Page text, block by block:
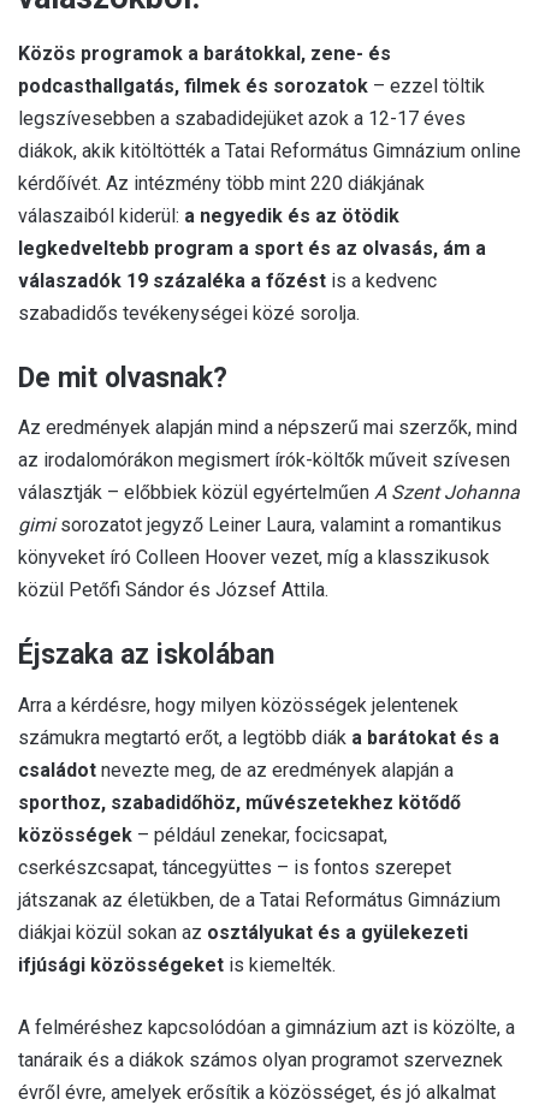
Közös programok a barátokkal, zene- és
podcasthallgatás, filmek és sorozatok – ezzel töltik
legszívesebben a szabadidejüket azok a 12-17 éves
diákok, akik kitöltötték a Tatai Református Gimnázium online
kérdőívét. Az intézmény több mint 220 diákjának
válaszaiból kiderül: a negyedik és az ötödik
legkedveltebb program a sport és az olvasás, ám a
válaszadók 19 százaléka a főzést is a kedvenc
szabadidős tevékenységei közé sorolja.
De mit olvasnak?
Az eredmények alapján mind a népszerű mai szerzők, mind
az irodalomórákon megismert írók-költők műveit szívesen
választják – előbbiek közül egyértelműen A Szent Johanna
gimisorozatot jegyző Leiner Laura, valamint a romantikus
könyveket író Colleen Hoover vezet, míg a klasszikusok
közül Petőfi Sándor és József Attila.
Éjszaka az iskolában
Arra a kérdésre, hogy milyen közösségek jelentenek
számukra megtartó erőt, a legtöbb diák a barátokat és a
családot nevezte meg, de az eredmények alapján a
sporthoz, szabadidőhöz, művészetekhez kötődő
közösségek – például zenekar, focicsapat,
cserkészcsapat, táncegyüttes – is fontos szerepet
játszanak az életükben, de a Tatai Református Gimnázium
diákjai közül sokan az osztályukat és a gyülekezeti
ifjúsági közösségeket is kiemelték.
A felméréshez kapcsolódóan a gimnázium azt is közölte, a
tanáraik és a diákok számos olyan programot szerveznek
évről évre, amelyek erősítik a közösséget, és jó alkalmat